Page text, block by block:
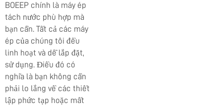
BOEEP chính là máy ép
tách nước phù hợp mà
bạn cần. Tất cả các máy
ép của chúng tôi đều
linh hoạt và dễ lắp đặt,
sử dụng. Điều đó có
nghĩa là bạn không cần
phải lo lắng về các thiết
lập phức tạp hoặc mất